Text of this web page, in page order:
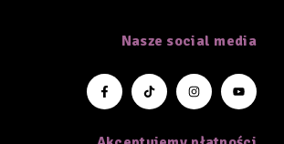
Nasze social media